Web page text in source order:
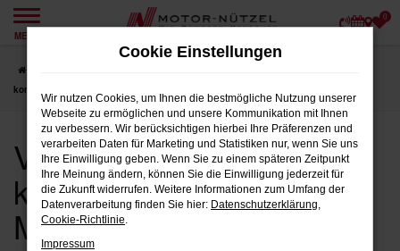
Zum
springen
MENÜ
0
kompaktes SUV nach Maß bei Motor-Nützel
VW T-Roc Neuwagen:
kompaktes SUV nach
Maß bei Motor-Nützel
Cookie Einstellungen
Wir nutzen Cookies, um Ihnen die bestmögliche Nutzung unserer
Webseite zu ermöglichen und unsere Kommunikation mit Ihnen
zu verbessern. Wir berücksichtigen hierbei Ihre Präferenzen und
verarbeiten Daten für Marketing und Statistiken nur, wenn Sie uns
Ihre Einwilligung geben. Wenn Sie zu einem späteren Zeitpunkt
Ihre Meinung ändern, können Sie die Einwilligung jederzeit für
die Zukunft widerrufen. Weitere Informationen zum Umfang der
Datenverarbeitung finden Sie hier: Datenschutzerklärung,
Cookie-Richtlinie.
Impressum